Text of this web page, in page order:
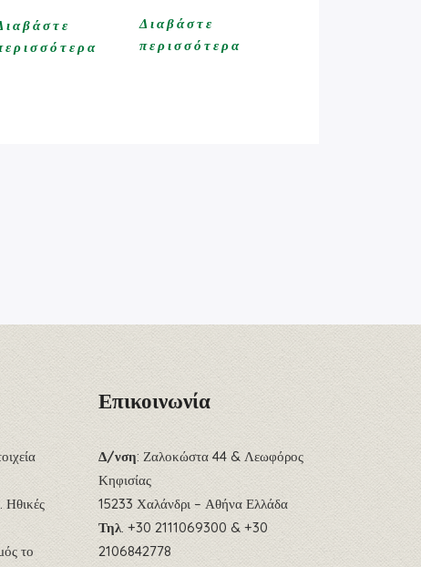
Διαβάστε
περισσότερα
Ηθικές
το
Επικοινωνία
Δ/νση: Ζαλοκώστα 44 & Λεωφόρος
Κηφισίας
15233 Χαλάνδρι – Αθήνα Ελλάδα
Τηλ. +30 2111069300 & +30
2106842778